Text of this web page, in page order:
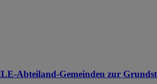
Abteiland-Gemeinden zur